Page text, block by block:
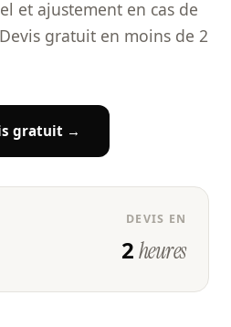
et ajustement en cas de
gratuit en moins de 2
gratuit →
DEVIS EN
2heures